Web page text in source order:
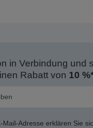
in Verbindung und
Rabatt von 10
Adresse erklären Sie